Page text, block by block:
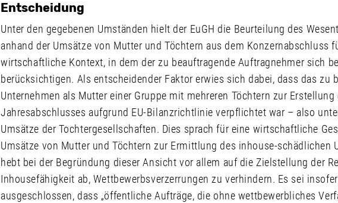
Entscheidung
Unter den gegebenen Umständen hielt der EuGH die Beurteilung des
anhand der Umsätze von Mutter und Töchtern aus dem Konzernabschluss
wirtschaftliche Kontext, in dem der zu beauftragende Auftragnehmer sich
berücksichtigen. Als entscheidender Faktor erwies sich dabei, dass das zu
Unternehmen als Mutter einer Gruppe mit mehreren Töchtern zur
Jahresabschlusses aufgrund EU-Bilanzrichtlinie verpflichtet war – also
Umsätze der Tochtergesellschaften. Dies sprach für eine wirtschaftliche
Umsätze von Mutter und Töchtern zur Ermittlung des inhouse-schädlichen
hebt bei der Begründung dieser Ansicht vor allem auf die Zielstellung der
Inhousefähigkeit ab, Wettbewerbsverzerrungen zu verhindern. Es sei
ausgeschlossen, dass „öffentliche Aufträge, die ohne wettbewerbliches